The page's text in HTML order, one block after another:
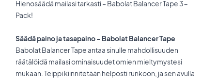
Hienosäädä mailasi tarkasti – Babolat Balancer Tape 3-
Pack!
Säädä paino ja tasapaino – Babolat Balancer Tape
Babolat Balancer Tape antaa sinulle mahdollisuuden
räätälöidä mailasi ominaisuudet omien mieltymystesi
mukaan. Teippi kiinnitetään helposti runkoon, ja sen avulla